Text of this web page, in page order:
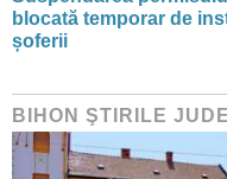
blocată temporar de
șoferii
BIHON ŞTIRILE